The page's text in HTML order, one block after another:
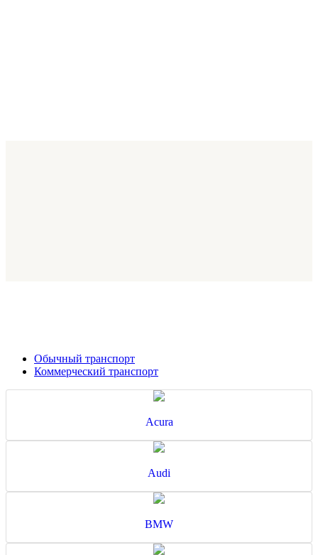
Обычный транспорт
Коммерческий транспорт
Acura
Audi
BMW